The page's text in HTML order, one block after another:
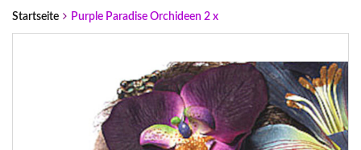
Startseite Purple Paradise Orchideen 2 x